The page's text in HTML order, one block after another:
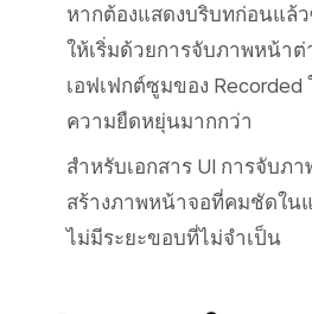
หากต้องแสดงบริบทก่อนแล้
ให้เริ่มด้วยการจับภาพหน้าต่
เอฟเฟกต์ซูมของ Recorded
ความยืดหยุ่นมากกว่า
สำหรับเอกสาร UI การจับภ
สร้างภาพหน้าจอที่คมชัดใน
ไม่มีระยะขอบที่ไม่จำเป็น